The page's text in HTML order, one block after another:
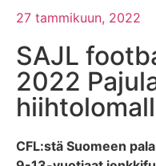
27 tammikuun, 2022
SAJL
2022
CFL:stä Suomeen